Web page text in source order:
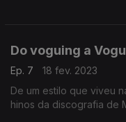
Do voguing a
Ep. 7
18 fev. 2023
De um estilo que viveu
hinos da discografia de